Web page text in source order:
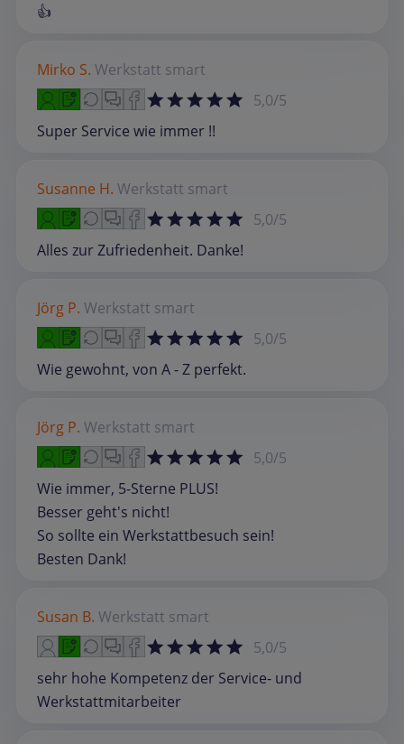
👍
Mirko S. Werkstatt smart
5,0/5
Super Service wie immer !!
Susanne H. Werkstatt smart
5,0/5
Alles zur Zufriedenheit. Danke!
Jörg P. Werkstatt smart
5,0/5
Wie gewohnt, von A - Z perfekt.
Jörg P. Werkstatt smart
5,0/5
Wie immer, 5-Sterne PLUS!
Besser geht's nicht!
So sollte ein Werkstattbesuch sein!
Besten Dank!
Susan B. Werkstatt smart
5,0/5
sehr hohe Kompetenz der Service- und
Werkstattmitarbeiter